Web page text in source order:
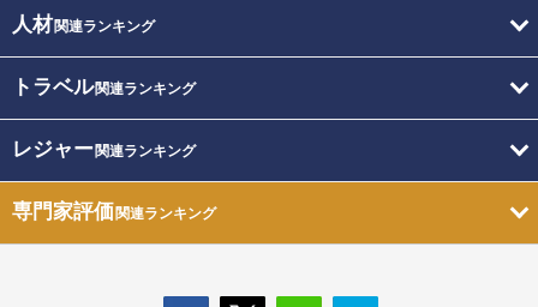
人材関連ランキング
トラベル関連ランキング
レジャー関連ランキング
専門家評価関連ランキング